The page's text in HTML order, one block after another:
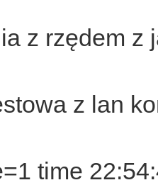
z rzędem z
z lan
time